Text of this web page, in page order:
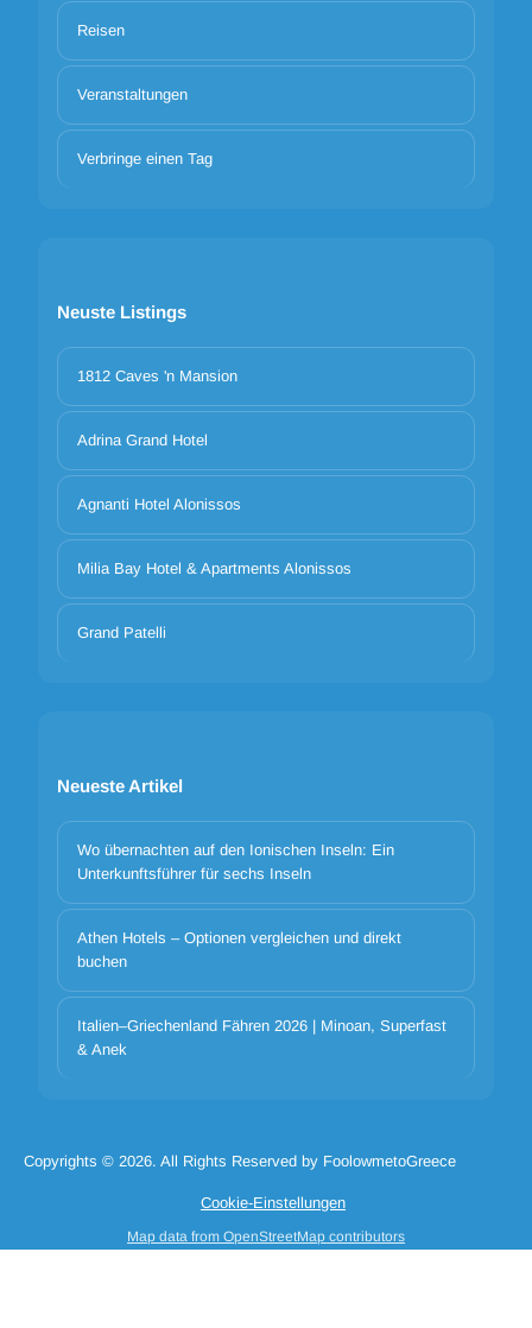
Reisen
Veranstaltungen
Verbringe einen Tag
Neuste Listings
1812 Caves 'n Mansion
Adrina Grand Hotel
Agnanti Hotel Alonissos
Milia Bay Hotel & Apartments Alonissos
Grand Patelli
Neueste Artikel
Wo übernachten auf den Ionischen Inseln: Ein
Unterkunftsführer für sechs Inseln
Athen Hotels – Optionen vergleichen und direkt
buchen
Italien–Griechenland Fähren 2026 | Minoan, Superfast
& Anek
Copyrights © 2026. All Rights Reserved by FoolowmetoGreece
Cookie-Einstellungen
Map data from OpenStreetMap contributors
Cookie-Banner-Titel
We use cookies to improve your experience. Choose which
categories to allow. Essential cookies are always on for security and
core functionality.
Cookie ablehnen alle Cookie_accept_selected
Cookie alle akzeptieren